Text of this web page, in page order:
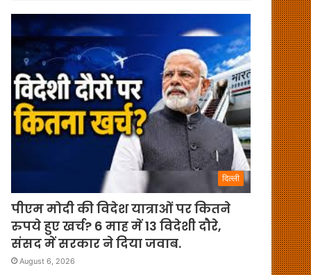
दिल्ली
पीएम मोदी की विदेश यात्राओं पर कितने
रुपये हुए खर्च? 6 माह में 13 विदेशी दौरे,
संसद में सरकार ने दिया जवाब.
August 6, 2026